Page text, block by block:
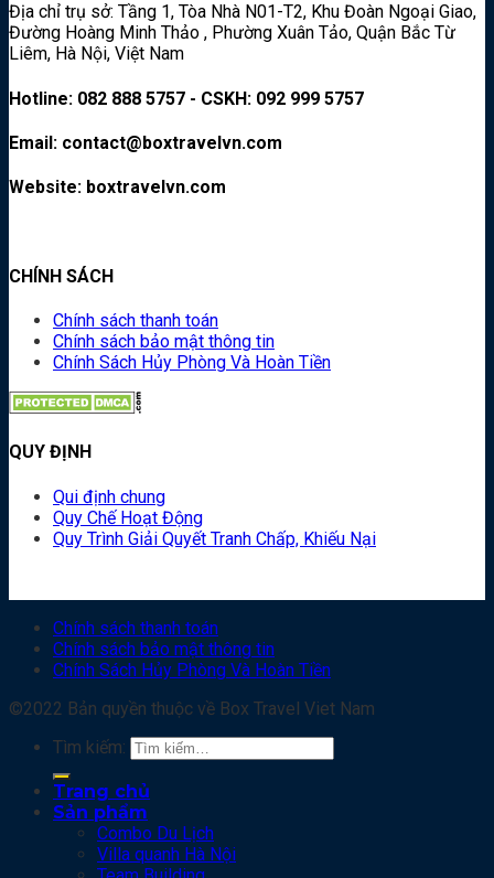
Địa chỉ trụ sở: Tầng 1, Tòa Nhà N01-T2, Khu Đoàn Ngoại Giao,
Đường Hoàng Minh Thảo , Phường Xuân Tảo, Quận Bắc Từ
Liêm, Hà Nội, Việt Nam
Hotline: 082 888 5757 - CSKH: 092 999 5757
Email: contact@boxtravelvn.com
Website: boxtravelvn.com
CHÍNH SÁCH
Chính sách thanh toán
Chính sách bảo mật thông tin
Chính Sách Hủy Phòng Và Hoàn Tiền
QUY ĐỊNH
Qui định chung
Quy Chế Hoạt Động
Quy Trình Giải Quyết Tranh Chấp, Khiếu Nại
Chính sách thanh toán
Chính sách bảo mật thông tin
Chính Sách Hủy Phòng Và Hoàn Tiền
©2022 Bản quyền thuộc về Box Travel Viet Nam
Tìm kiếm:
Trang chủ
Sản phẩm
Combo Du Lịch
Villa quanh Hà Nội